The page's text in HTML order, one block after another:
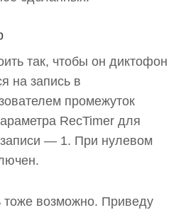
так, чтобы он диктофон
на запись в
промежуток
RecTimer для
— 1. При нулевом
тоже возможно. Приведу